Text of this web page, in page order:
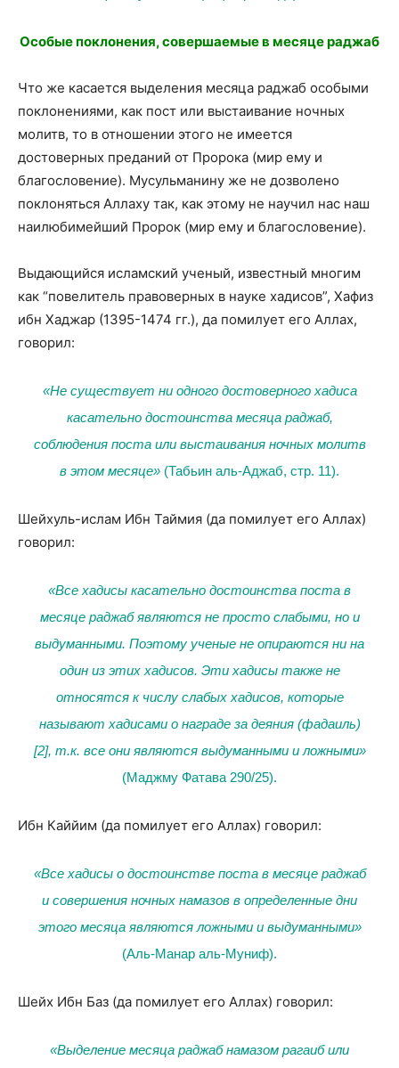
Особые поклонения, совершаемые в месяце раджаб
Что же касается выделения месяца раджаб особыми
поклонениями, как пост или выстаивание ночных
молитв, то в отношении этого не имеется
достоверных преданий от Пророка (мир ему и
благословение). Мусульманину же не дозволено
поклоняться Аллаху так, как этому не научил нас наш
наилюбимейший Пророк (мир ему и благословение).
Выдающийся исламский ученый, известный многим
как “повелитель правоверных в науке хадисов”, Хафиз
ибн Хаджар (1395-1474 гг.), да помилует его Аллах,
говорил:
«Не существует ни одного достоверного хадиса
касательно достоинства месяца раджаб,
соблюдения поста или выстаивания ночных молитв
в этом месяце» (Табьин аль-Аджаб, стр. 11).
Шейхуль-ислам Ибн Таймия (да помилует его Аллах)
говорил:
«Все хадисы касательно достоинства поста в
месяце раджаб являются не просто слабыми, но и
выдуманными. Поэтому ученые не опираются ни на
один из этих хадисов. Эти хадисы также не
относятся к числу слабых хадисов, которые
называют хадисами о награде за деяния (фадаиль)
[2], т.к. все они являются выдуманными и ложными»
(Маджму Фатава 290/25).
Ибн Каййим (да помилует его Аллах) говорил:
«Все хадисы о достоинстве поста в месяце раджаб
и совершения ночных намазов в определенные дни
этого месяца являются ложными и выдуманными»
(Аль-Манар аль-Муниф).
Шейх Ибн Баз (да помилует его Аллах) говорил:
«Выделение месяца раджаб намазом рагаиб или